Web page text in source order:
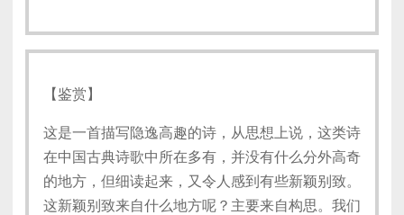
【鉴赏】
这是一首描写隐逸高趣的诗，从思想上说，这类诗
在中国古典诗歌中所在多有，并没有什么分外高奇
的地方，但细读起来，又令人感到有些新颖别致。
这新颖别致来自什么地方呢？主要来自构思。我们